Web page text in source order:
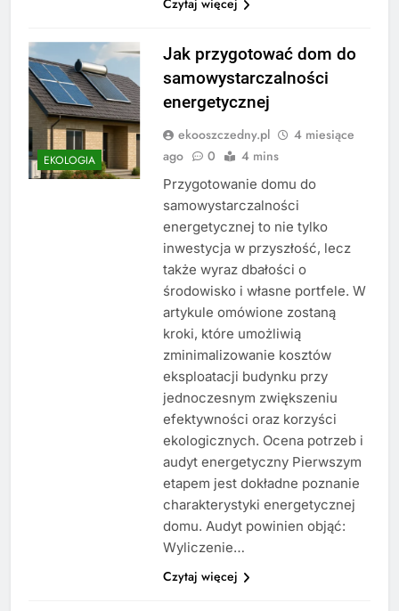
Czytaj więcej
EKOLOGIA
Jak przygotować dom do
samowystarczalności
energetycznej
ekooszczedny.pl
4 miesiące
ago
0 4 mins
Przygotowanie domu do
samowystarczalności
energetycznej to nie tylko
inwestycja w przyszłość, lecz
także wyraz dbałości o
środowisko i własne portfele. W
artykule omówione zostaną
kroki, które umożliwią
zminimalizowanie kosztów
eksploatacji budynku przy
jednoczesnym zwiększeniu
efektywności oraz korzyści
ekologicznych. Ocena potrzeb i
audyt energetyczny Pierwszym
etapem jest dokładne poznanie
charakterystyki energetycznej
domu. Audyt powinien objąć:
Wyliczenie…
Czytaj więcej